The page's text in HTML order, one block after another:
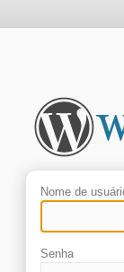
Nome de
Senha